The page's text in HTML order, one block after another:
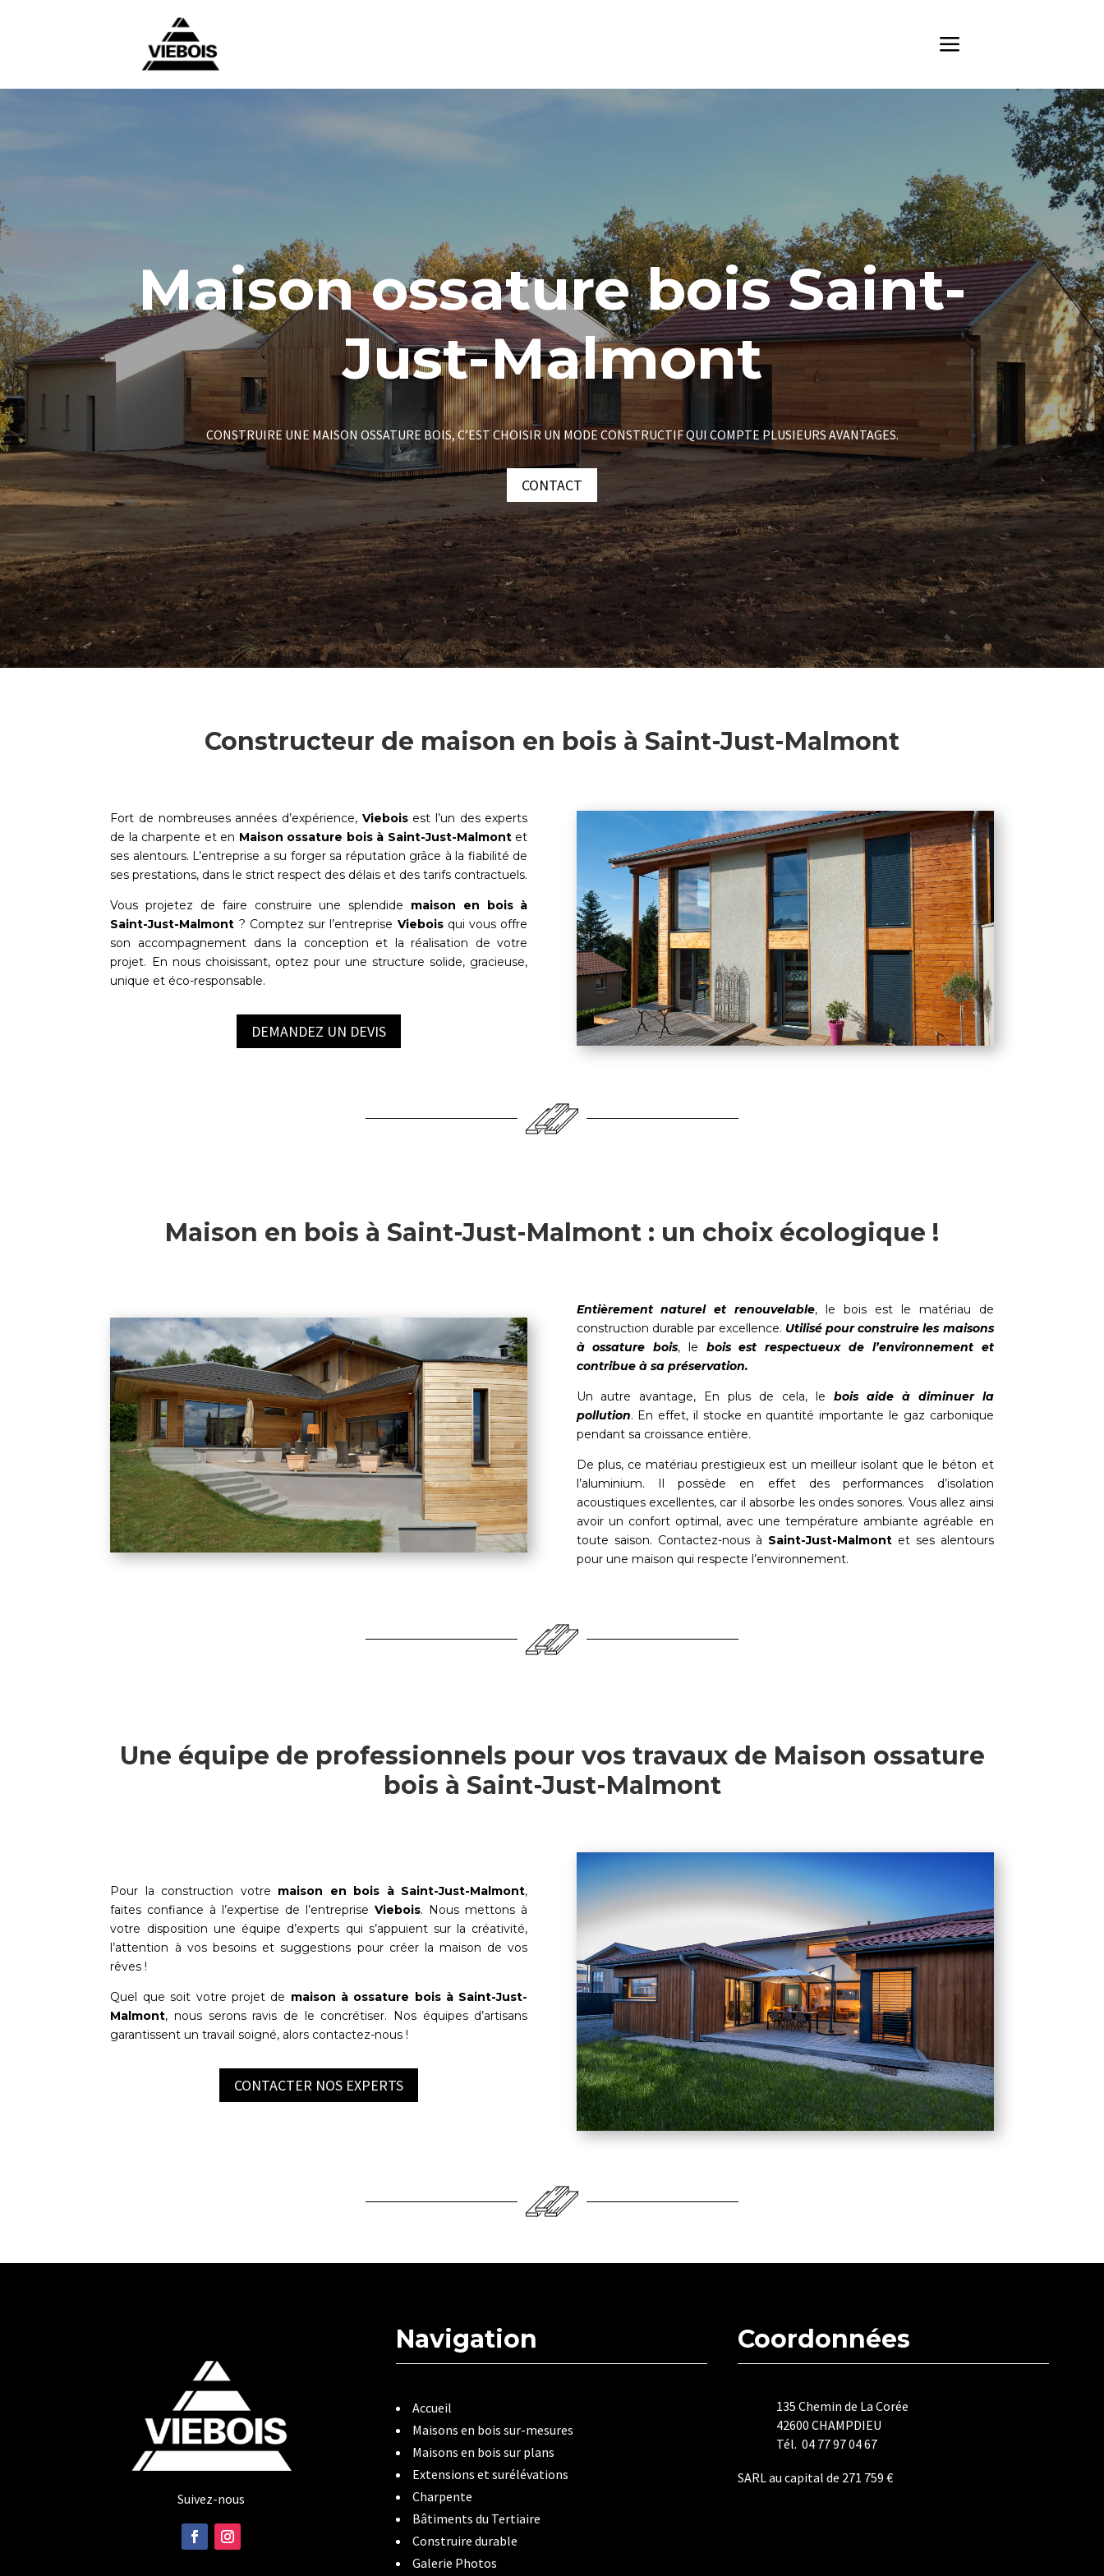
Maison ossature bois Saint-
Just-Malmont
CONSTRUIRE UNE MAISON OSSATURE BOIS, C’EST CHOISIR UN MODE CONSTRUCTIF QUI COMPTE PLUSIEURS AVANTAGES.
CONTACT
Constructeur de maison en bois à Saint-Just-Malmont
Fort de nombreuses années d’expérience, Vieboisest l’un des experts
de la charpente et en Maison ossature bois à Saint-Just-Malmontet
ses alentours. L’entreprise a su forger sa réputation grâce à la fiabilité de
ses prestations, dans le strict respect des délais et des tarifs contractuels.
Vous projetez de faire construire une splendide maison en bois à
Saint-Just-Malmont ? Comptez sur l’entreprise Vieboisqui vous offre
son accompagnement dans la conception et la réalisation de votre
projet. En nous choisissant, optez pour une structure solide, gracieuse,
unique et éco-responsable.
DEMANDEZ UN DEVIS
Maison en bois à Saint-Just-Malmont : un choix écologique !
Entièrement naturel et renouvelable, le bois est le matériau de
construction durable par excellence. Utilisé pour construire les maisons
à ossature bois, le bois est respectueux de l’environnement et
contribue à sa préservation.
Un autre avantage, En plus de cela, le bois aide à diminuer la
pollution. En effet, il stocke en quantité importante le gaz carbonique
pendant sa croissance entière.
De plus, ce matériau prestigieux est un meilleur isolant que le béton et
l’aluminium. Il possède en effet des performances d’isolation
acoustiques excellentes, car il absorbe les ondes sonores. Vous allez ainsi
avoir un confort optimal, avec une température ambiante agréable en
toute saison. Contactez-nous à Saint-Just-Malmontet ses alentours
pour une maison qui respecte l’environnement.
Une équipe de professionnels pour vos travaux de Maison ossature
bois à Saint-Just-Malmont
Pour la construction votre maison en bois à Saint-Just-Malmont,
faites confiance à l’expertise de l’entrepriseViebois. Nous mettons à
votre disposition une équipe d’experts qui s’appuient sur la créativité,
l’attention à vos besoins et suggestions pour créer la maison de vos
rêves !
Quel que soit votre projet de maison à ossature bois à Saint-Just-
Malmont, nous serons ravis de le concrétiser. Nos équipes d’artisans
garantissent un travail soigné, alors contactez-nous !
CONTACTER NOS EXPERTS
Suivez-nous
Navigation
Accueil
Maisons en bois sur-mesures
Maisons en bois sur plans
Extensions et surélévations
Charpente
Bâtiments du Tertiaire
Construire durable
Galerie Photos
Coordonnées
135 Chemin de La Corée
42600 CHAMPDIEU
Tél. 04 77 97 04 67
SARL au capital de 271 759 €